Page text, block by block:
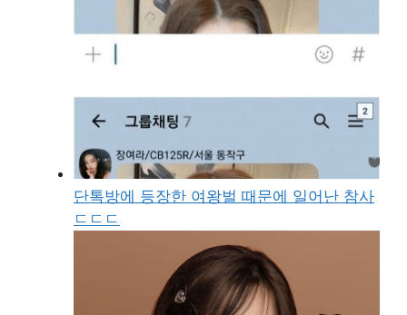
단톡방에 등장한 여왕벌 때문에 일어난 참사
ㄷㄷㄷ